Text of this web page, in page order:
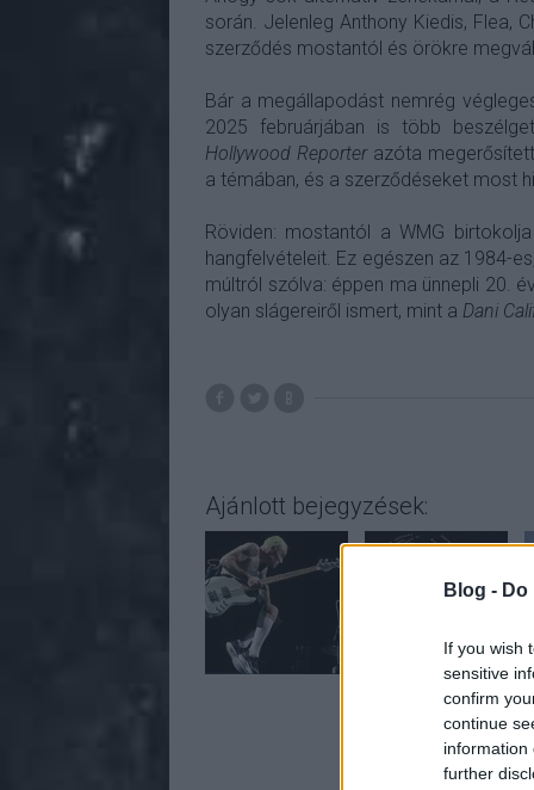
Blog -
If you wish
sensitive
confirm
continue
information
further
során. Jelenleg Anthony Kiedis, Flea,
szerződés mostantól és örökre
Bár a megállapodást nemrég
2025 februárjában is több
Hollywood Reporterazóta
a témában, és a szerződéseket most
Röviden: mostantól a WMG
hangfelvételeit. Ez egészen az 1984-
múltról szólva: éppen ma ünnepli 20.
olyan slágereiről ismert, mint a Dani
Ajánlott bejegyzések:
A